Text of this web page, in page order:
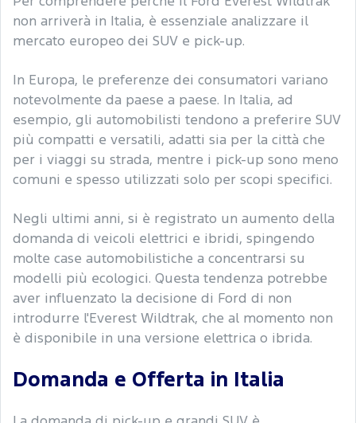
non arriverà in Italia, è essenziale analizzare il
mercato europeo dei SUV e pick-up.
In Europa, le preferenze dei consumatori variano
notevolmente da paese a paese. In Italia, ad
esempio, gli automobilisti tendono a preferire SUV
più compatti e versatili, adatti sia per la città che
per i viaggi su strada, mentre i pick-up sono meno
comuni e spesso utilizzati solo per scopi specifici.
Negli ultimi anni, si è registrato un aumento della
domanda di veicoli elettrici e ibridi, spingendo
molte case automobilistiche a concentrarsi su
modelli più ecologici. Questa tendenza potrebbe
aver influenzato la decisione di Ford di non
introdurre l'Everest Wildtrak, che al momento non
è disponibile in una versione elettrica o ibrida.
Domanda e Offerta in Italia